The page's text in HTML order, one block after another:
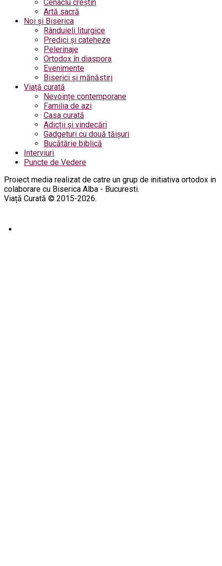
Cenaclu creștin
Artă sacră
Noi și Biserica
Rânduieli liturgice
Predici și cateheze
Pelerinaje
Ortodox în diaspora
Evenimente
Biserici și mănăstiri
Viață curată
Nevoințe contemporane
Familia de azi
Casa curată
Adicții și vindecări
Gadgeturi cu două tăișuri
Bucătărie biblică
Interviuri
Puncte de Vedere
Proiect media realizat de catre un grup de initiativa ortodox in
colaborare cu Biserica Alba - Bucuresti.
Viață Curată © 2015-2026.